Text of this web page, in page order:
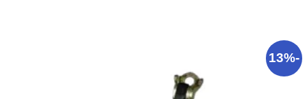
-13%